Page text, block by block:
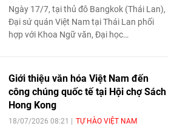
Ngày 17/7, tại thủ đô Bangkok (Thái Lan),
Đại sứ quán Việt Nam tại Thái Lan phối
hợp với Khoa Ngữ văn, Đại học
hệ ngoại giao Việt Nam - Thái Lan: Kết nối
nhân dân và giao lưu văn hóa”. Hội thảo
nhấn mạnh vai trò của giao lưu nhân dân,
văn hóa và hợp tác giáo dục trong việc
vun đắp quan hệ hữu nghị giữa hai nước.
Giới thiệu văn hóa Việt Nam đến
công chúng quốc tế tại Hội chợ Sách
Hong Kong
18/07/2026 08:21 TỰ HÀO VIỆT NAM